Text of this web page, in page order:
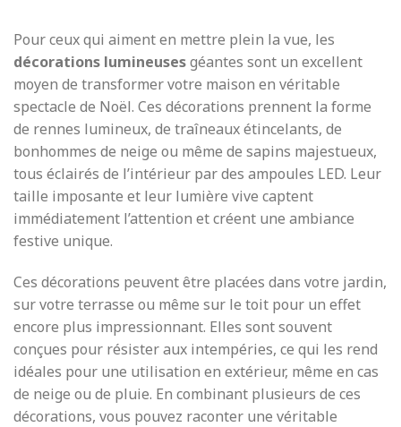
Pour ceux qui aiment en mettre plein la vue, les
décorations lumineusesgéantes sont un excellent
moyen de transformer votre maison en véritable
spectacle de Noël. Ces décorations prennent la forme
de rennes lumineux, de traîneaux étincelants, de
bonhommes de neige ou même de sapins majestueux,
tous éclairés de l’intérieur par des ampoules LED. Leur
taille imposante et leur lumière vive captent
immédiatement l’attention et créent une ambiance
festive unique.
Ces décorations peuvent être placées dans votre jardin,
sur votre terrasse ou même sur le toit pour un effet
encore plus impressionnant. Elles sont souvent
conçues pour résister aux intempéries, ce qui les rend
idéales pour une utilisation en extérieur, même en cas
de neige ou de pluie. En combinant plusieurs de ces
décorations, vous pouvez raconter une véritable